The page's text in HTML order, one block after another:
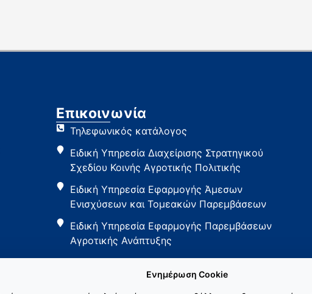
Επικοινωνία
Τηλεφωνικός κατάλογος
Ειδική Υπηρεσία Διαχείρισης Στρατηγικού
Σχεδίου Κοινής Αγροτικής Πολιτικής
Ειδική Υπηρεσία Εφαρμογής Άμεσων
Ενισχύσεων και Τομεακών Παρεμβάσεων
Ειδική Υπηρεσία Εφαρμογής Παρεμβάσεων
Αγροτικής Ανάπτυξης
Ενημέρωση Cookie